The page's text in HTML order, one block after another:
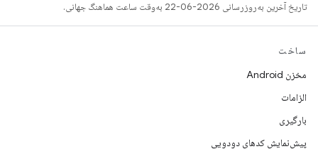
تاریخ آخرین به‌روزرسانی 2026-06-22 به‌وقت ساعت هماهنگ جهانی.
ساخت
مخزن Android
الزامات
بارگیری
پیش‌نمایش کدهای دودویی